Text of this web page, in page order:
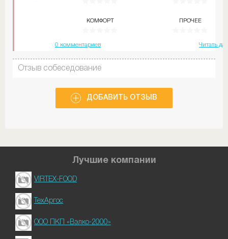
КОМФОРТ ПРОЧЕЕ
0 комментариев Читать
Отзыв собеседование
ДОБАВИТЬ ОТЗЫВ
Лучшие компании
VIRTEX-FOOD
ТехАргос
ООО ПКП «Вэлко-2000»